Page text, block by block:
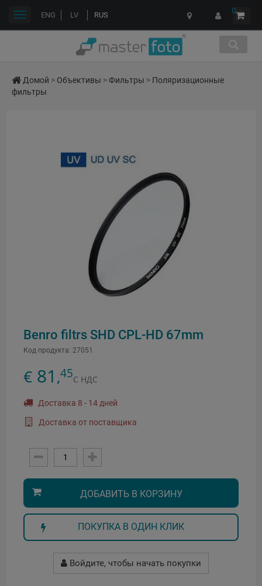
ENG LV RUS 0
Переключить
Домой > Объективы >Фильтры > Поляризационные
фильтры
Benro filtrs SHD CPL-HD 67mm
Код продукта: 27051
€ 81 ,45С НДС
Доставка 8 - 14 дней
Доставка от поставщика
ДОБАВИТЬ В КОРЗИНУ
ПОКУПКА В ОДИН КЛИК
Войдите, чтобы начать покупки